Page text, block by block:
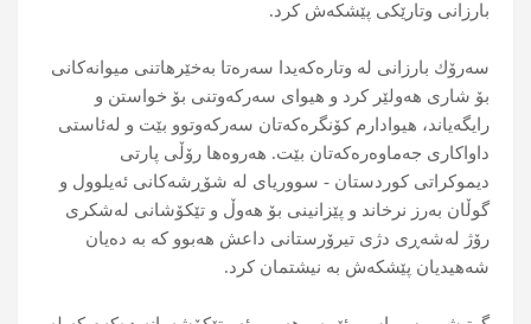
بارزانی وتارێكی پێشكه‌ش كرد.
سه‌رۆك بارزانی له‌ وتاره‌كه‌یدا سه‌ره‌تا به‌خێرهاتنی میوانه‌كانی
بۆ شاری هه‌ولێر كرد و هیوای سه‌ركه‌وتنی بۆ خواستن و
رایگه‌یاند، هیوادارم كۆنگره‌كه‌تان سه‌ركه‌وتوو بێت و له‌ئاستی
داواكاری جه‌ماوەرەکەتان بێت. هه‌روه‌ها رۆڵی پارتی
دیموکراتی کوردستان - سووریای له‌ شۆڕشه‌كانی ئه‌یلوول و
گوڵان به‌رز نرخاند و پێزانینی بۆ هه‌وڵ و تێكۆشانی له‌شكری
رۆژ له‌شه‌ڕی دژی تیرۆرستانی داعش هه‌بوو كه‌ به‌ ده‌یان
شه‌هیدیان پێشكه‌ش به‌ نیشتمان كرد.